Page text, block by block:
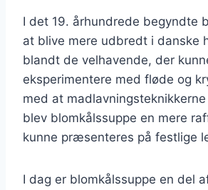
I det 19. århundrede begyndte
at blive mere udbredt i danske
blandt de velhavende, der
eksperimentere med fløde og
med at
blev blomkålssuppe en mere
kunne præsenteres på festlige
I dag er blomkålssuppe en del